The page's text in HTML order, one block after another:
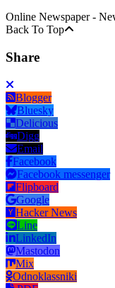
Online Newspaper -
Back To Top
Share
Blogger
Bluesky
Delicious
Digg
Email
Facebook
Facebook messenger
Flipboard
Google
Hacker News
Line
LinkedIn
Mastodon
Mix
Odnoklassniki